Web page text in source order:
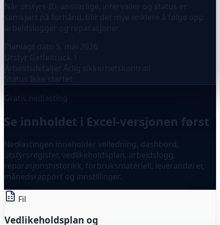
Når utstyrs-ID, ansvarlige, intervaller og status er
samkjørt på forhånd, blir det mye enklere å følge opp
arbeidslogger og reparasjoner.
Planlagt dato
5. mai 2026
Utstyr
Gaffeltruck 1
Arbeidsdetaljer
Årlig sikkerhetskontroll
Status
Ikke startet
Gratis nedlasting
Se innholdet i Excel-versjonen først
Nedlastingen inneholder veiledning, dashbord,
utstyrsregister, vedlikeholdsplan, arbeidslogg,
reparasjonshistorikk, forbruksmateriell, leverandører,
månedsrapport og innstillinger.
Fil
Vedlikeholdsplan og